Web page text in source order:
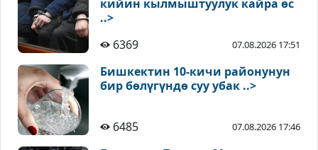
кийин кылмыштуулук кайра өс
..>
6369
07.08.2026 17:51
Бишкектин 10-кичи районунун
бир бөлүгүндө суу убак ..>
6485 07.08.2026 17:46